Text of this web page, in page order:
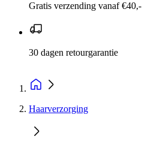
Gratis verzending vanaf €40,-
30 dagen retourgarantie
Haarverzorging